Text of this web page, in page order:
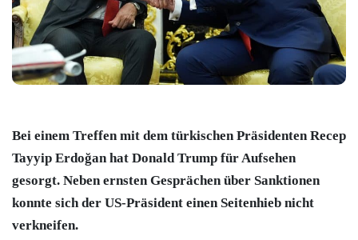
Bei einem Treffen mit dem türkischen Präsidenten Recep
Tayyip Erdoğan hat Donald Trump für Aufsehen
gesorgt. Neben ernsten Gesprächen über Sanktionen
konnte sich der US-Präsident einen Seitenhieb nicht
verkneifen.